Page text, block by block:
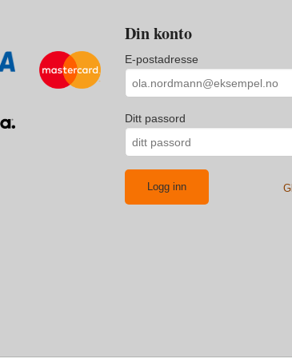
Din konto
E-postadresse
Ditt passord